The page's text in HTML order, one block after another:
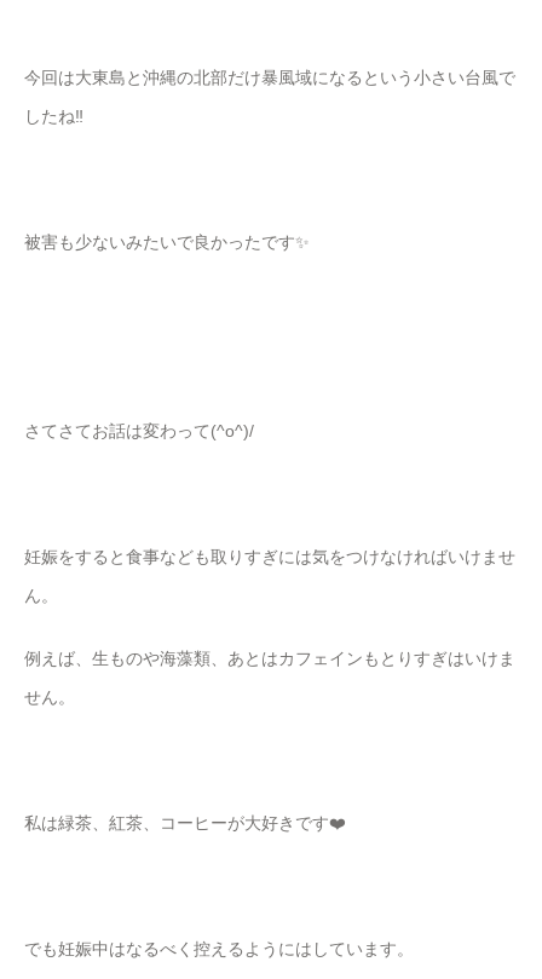
今回は大東島と沖縄の北部だけ暴風域になるという小さい台風で
したね‼︎
被害も少ないみたいで良かったです✨
さてさてお話は変わって(^o^)/
妊娠をすると食事なども取りすぎには気をつけなければいけませ
ん。
例えば、生ものや海藻類、あとはカフェインもとりすぎはいけま
せん。
私は緑茶、紅茶、コーヒーが大好きです❤️
でも妊娠中はなるべく控えるようにはしています。